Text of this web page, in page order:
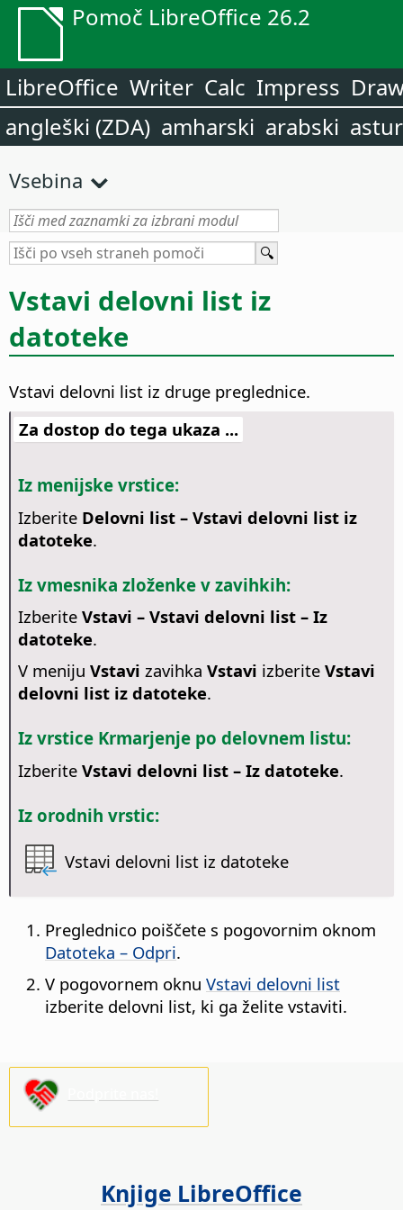
Pomoč LibreOffice 26.2
LibreOffice Writer Calc Impress
angleški (ZDA) amharski arabski
Vsebina
Vstavi delovni list iz
datoteke
Vstavi delovni list iz druge preglednice.
Za dostop do tega ukaza ...
Iz menijske vrstice:
Izberite Delovni list – Vstavi delovni list iz
datoteke.
Iz vmesnika zloženke v zavihkih:
Izberite Vstavi – Vstavi delovni list – Iz
datoteke.
V meniju Vstavi zavihka Vstavi izberite Vstavi
delovni list iz datoteke.
Iz vrstice Krmarjenje po delovnem listu:
Izberite Vstavi delovni list – Iz datoteke.
Iz orodnih vrstic:
Vstavi delovni list iz datoteke
Preglednico poiščete s pogovornim oknom
Datoteka – Odpri.
V pogovornem oknu Vstavi delovni list
izberite delovni list, ki ga želite vstaviti.
Knjige LibreOffice